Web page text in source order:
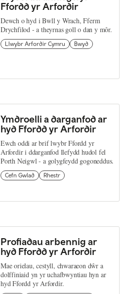
Ffordd yr Arfordir
Dewch o hyd i Bwll y Wrach, Fferm
Drychfilod - a theyrnas goll o dan y môr.
Llwybr Arfordir Cymru Bwyd
Ymdroelli a darganfod ar
hyd Ffordd yr Arfordir
Ewch oddi ar brif lwybr Ffordd yr
Arfordir i ddarganfod llefydd hudol fel
Porth Neigwl - a golygfeydd gogoneddus.
Cefn Gwlad Rhestr
Profiadau arbennig ar
hyd Ffordd yr Arfordir
Mae orielau, cestyll, chwaraeon dŵr a
dolffiniaid yn yr uchafbwyntiau hyn ar
hyd Ffordd yr Arfordir.